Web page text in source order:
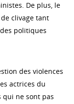
De plus, le
clivage tant
politiques
des violences
actrices du
qui ne sont pas